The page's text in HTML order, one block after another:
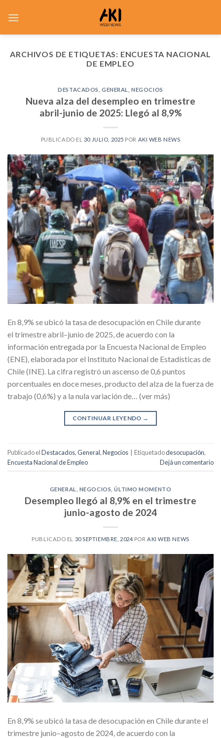
ARCHIVOS DE ETIQUETAS: ENCUESTA NACIONAL
DE EMPLEO
DESTACADOS ,GENERAL ,NEGOCIOS
Nueva alza del desempleo en trimestre
abril-junio de 2025: Llegó al 8,9%
PUBLICADO EL 30 JULIO, 2025 POR AKI WEB NEWS
En 8,9% se ubicó la tasa de desocupación en Chile durante
el trimestre abril–junio de 2025, de acuerdo con la
información entregada por la Encuesta Nacional de Empleo
(ENE), elaborada por el Instituto Nacional de Estadísticas de
Chile (INE). La cifra registró un ascenso de 0,6 puntos
porcentuales en doce meses, producto del alza de la fuerza de
trabajo (0,6%) y a la nula variación de… (ver más)
CONTINUAR LEYENDO →
Publicado elDestacados,General,Negocios Etiquetadodesocupación,
Encuesta Nacional de Empleo
Dejá un comentario
GENERAL NEGOCIOS ,ÚLTIMO MOMENTO
Desempleo llegó al 8,9% en el trimestre
junio-agosto de 2024
PUBLICADO EL 30 SEPTIEMBRE, 2024 POR AKI WEB NEWS
En 8,9% se ubicó la tasa de desocupación en Chile durante el
trimestre junio–agosto de 2024, de acuerdo con la